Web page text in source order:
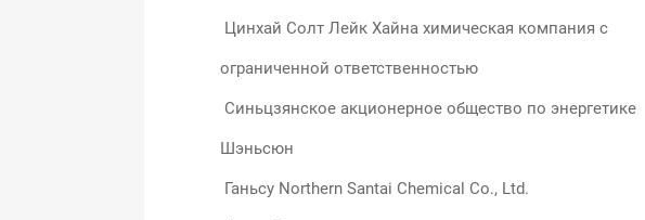
Цинхай Солт Лейк Хайна химическая компания с
ограниченной ответственностью
Синьцзянское акционерное общество по энергетике
Шэньсюн
Ганьсу Northern Santai Chemical Co., Ltd.